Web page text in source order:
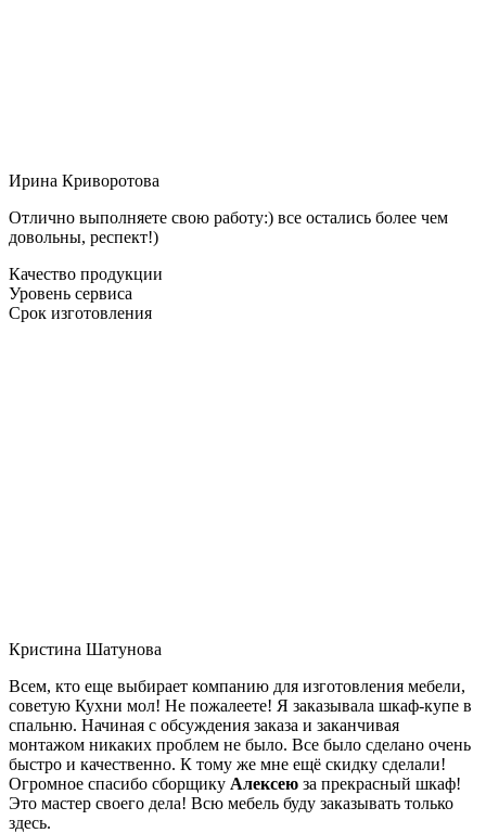
Ирина Криворотова
Отлично выполняете свою работу:) все остались более чем
довольны, респект!)
Качество продукции
Уровень сервиса
Срок изготовления
Кристина Шатунова
Всем, кто еще выбирает компанию для изготовления мебели,
советую Кухни мол! Не пожалеете! Я заказывала шкаф-купе в
спальню. Начиная с обсуждения заказа и заканчивая
монтажом никаких проблем не было. Все было сделано очень
быстро и качественно. К тому же мне ещё скидку сделали!
Огромное спасибо сборщику Алексею за прекрасный шкаф!
Это мастер своего дела! Всю мебель буду заказывать только
здесь.